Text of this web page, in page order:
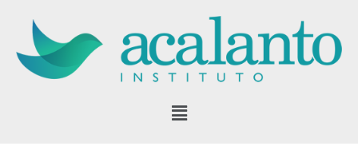
Pular
para
o
conteúdo